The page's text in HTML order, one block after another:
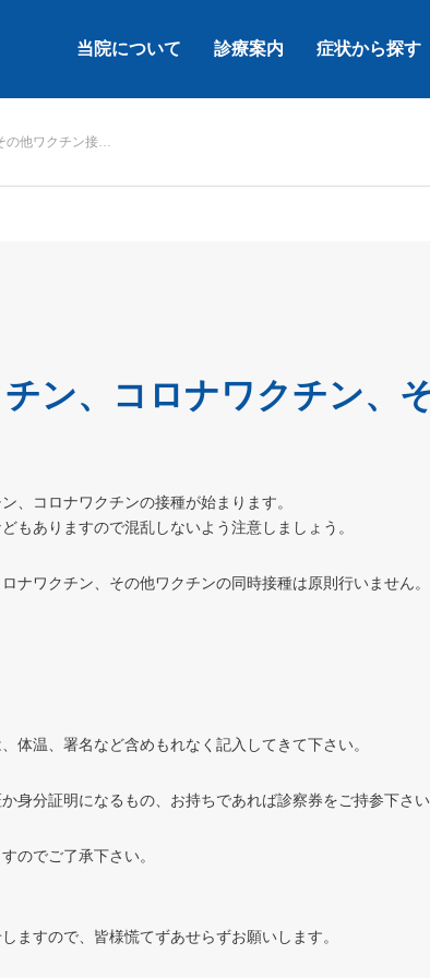
当院について 診療案内 症状から探す
の他ワクチン接…
ン、コロナワクチン、
、コロナワクチンの接種が始まります。
もありますので混乱しないよう注意しましょう。
ナワクチン、その他ワクチンの同時接種は原則行いません
体温、署名など含めもれなく記入してきて下さい。
身分証明になるもの、お持ちであれば診察券をご持参下さい
のでご了承下さい。
ますので、皆様慌てずあせらずお願いします。